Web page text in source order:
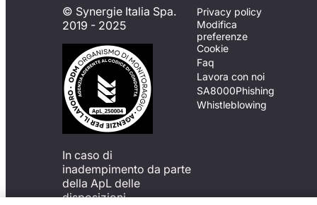
© Synergie Italia Spa.
2019 - 2025
In caso di
inadempimento da parte
della ApL delle
disposizioni
Privacy policy
Modifica
preferenze
Cookie
Faq
Lavora con noi
SA8000Phishing
Whistleblowing